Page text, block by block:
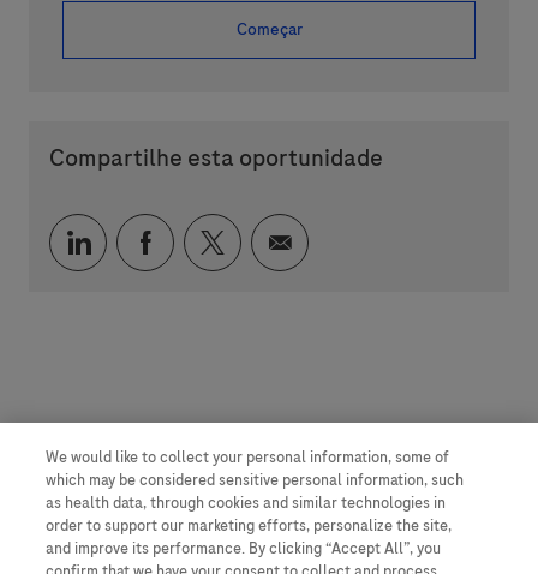
Começar
Compartilhe esta oportunidade
Compartilhar via LinkedIn
Compartilhar via Facebook
Compartilhar via twitter
Compartilhar via e-
We would like to collect your personal information, some of
which may be considered sensitive personal information, such
as health data, through cookies and similar technologies in
order to support our marketing efforts, personalize the site,
and improve its performance. By clicking “Accept All”, you